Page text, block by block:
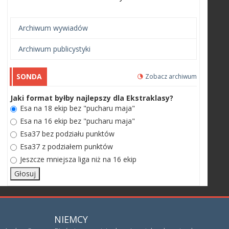
Archiwum wywiadów
Archiwum publicystyki
SONDA Zobacz archiwum
Jaki format byłby najlepszy dla Ekstraklasy?
Esa na 18 ekip bez "pucharu maja"
Esa na 16 ekip bez "pucharu maja"
Esa37 bez podziału punktów
Esa37 z podziałem punktów
Jeszcze mniejsza liga niż na 16 ekip
NIEMCY